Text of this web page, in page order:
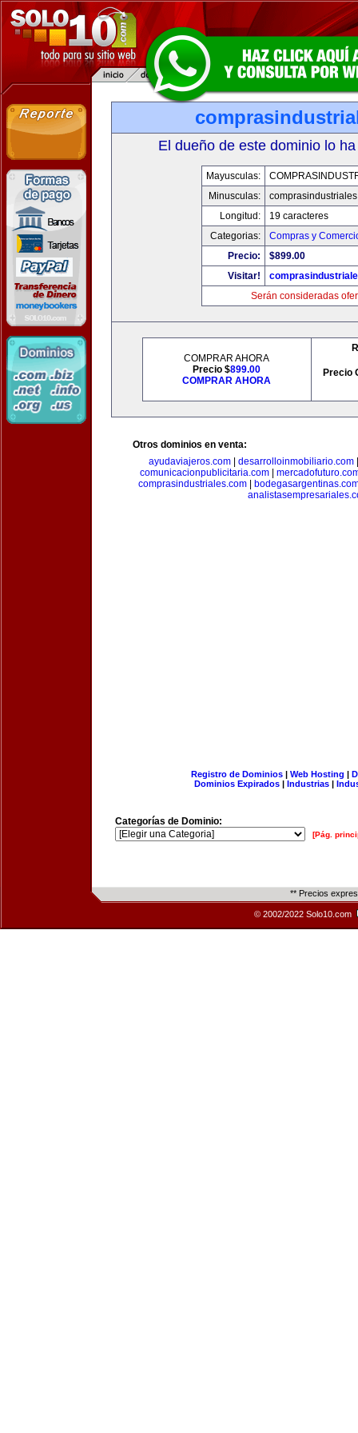
El dueño de este dominio lo
Mayusculas:
Minusculas:
Longitud:
19 caracteres
Categorias:
Compras y
Precio:
$899.00
Visitar!
Serán consideradas
COMPRAR AHORA
Precio $899.00
COMPRAR AHORA
Precio
Otros dominios en venta:
ayudaviajeros.com
desarrolloinmobiliario.com
comunicacionpublicitaria.com|
comprasindustriales.com
Registro de Dominios| Web Hosting |
Dominios Expirados | Industrias |
Categorías de Dominio:
[Pág.
** Precios
© 2002/2022 Solo10.com